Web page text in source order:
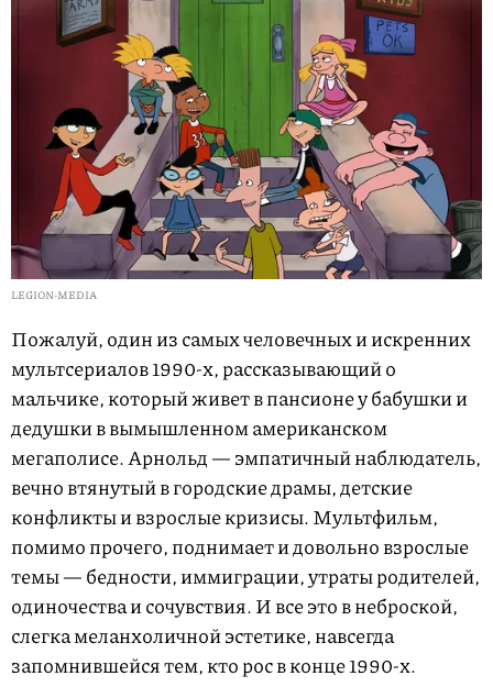
LEGION-MEDIA
Пожалуй, один из самых человечных и искренних
мультсериалов 1990-х, рассказывающий о
мальчике, который живет в пансионе у бабушки и
дедушки в вымышленном американском
мегаполисе. Арнольд — эмпатичный наблюдатель,
вечно втянутый в городские драмы, детские
конфликты и взрослые кризисы. Мультфильм,
помимо прочего, поднимает и довольно взрослые
темы — бедности, иммиграции, утраты родителей,
одиночества и сочувствия. И все это в неброской,
слегка меланхоличной эстетике, навсегда
запомнившейся тем, кто рос в конце 1990-х.